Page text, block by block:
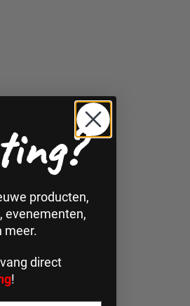
producten,
evenementen,
meer.
direct
!